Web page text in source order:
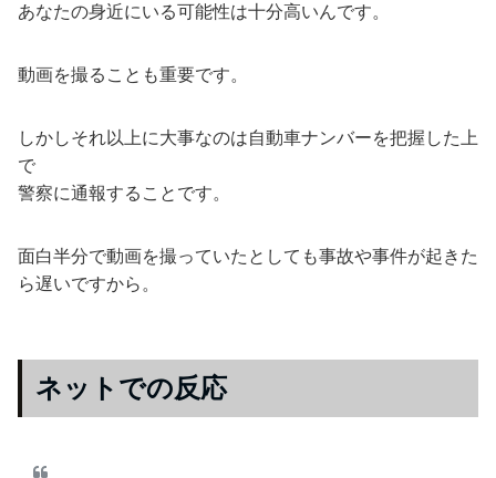
あなたの身近にいる可能性は十分高いんです。
動画を撮ることも重要です。
しかしそれ以上に大事なのは自動車ナンバーを把握した上
で
警察に通報することです。
面白半分で動画を撮っていたとしても事故や事件が起きた
ら遅いですから。
ネットでの反応